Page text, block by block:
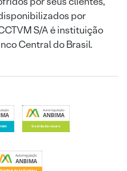
por
S/A é instituição
Central do Brasil.